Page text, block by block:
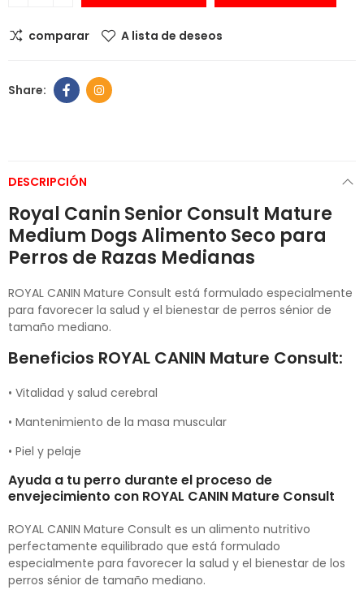
comparar A lista de deseos
DESCRIPCIÓN
Royal Canin Senior Consult Mature
Medium Dogs Alimento Seco para
Perros de Razas Medianas
ROYAL CANIN Mature Consult está formulado especialmente
para favorecer la salud y el bienestar de perros sénior de
tamaño mediano.
Beneficios ROYAL CANIN Mature Consult:
• Vitalidad y salud cerebral
• Mantenimiento de la masa muscular
• Piel y pelaje
Ayuda a tu perro durante el proceso de
envejecimiento con ROYAL CANIN Mature Consult
ROYAL CANIN Mature Consult es un alimento nutritivo
perfectamente equilibrado que está formulado
especialmente para favorecer la salud y el bienestar de los
perros sénior de tamaño mediano.